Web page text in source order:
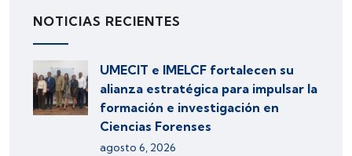
NOTICIAS RECIENTES
UMECIT e IMELCF fortalecen su
alianza estratégica para impulsar la
formación e investigación en
Ciencias Forenses
agosto 6, 2026